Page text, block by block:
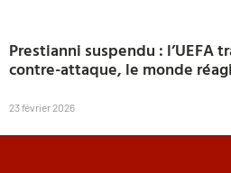
Prestianni suspendu : l’UEFA
contre-attaque, le monde
23 février 2026